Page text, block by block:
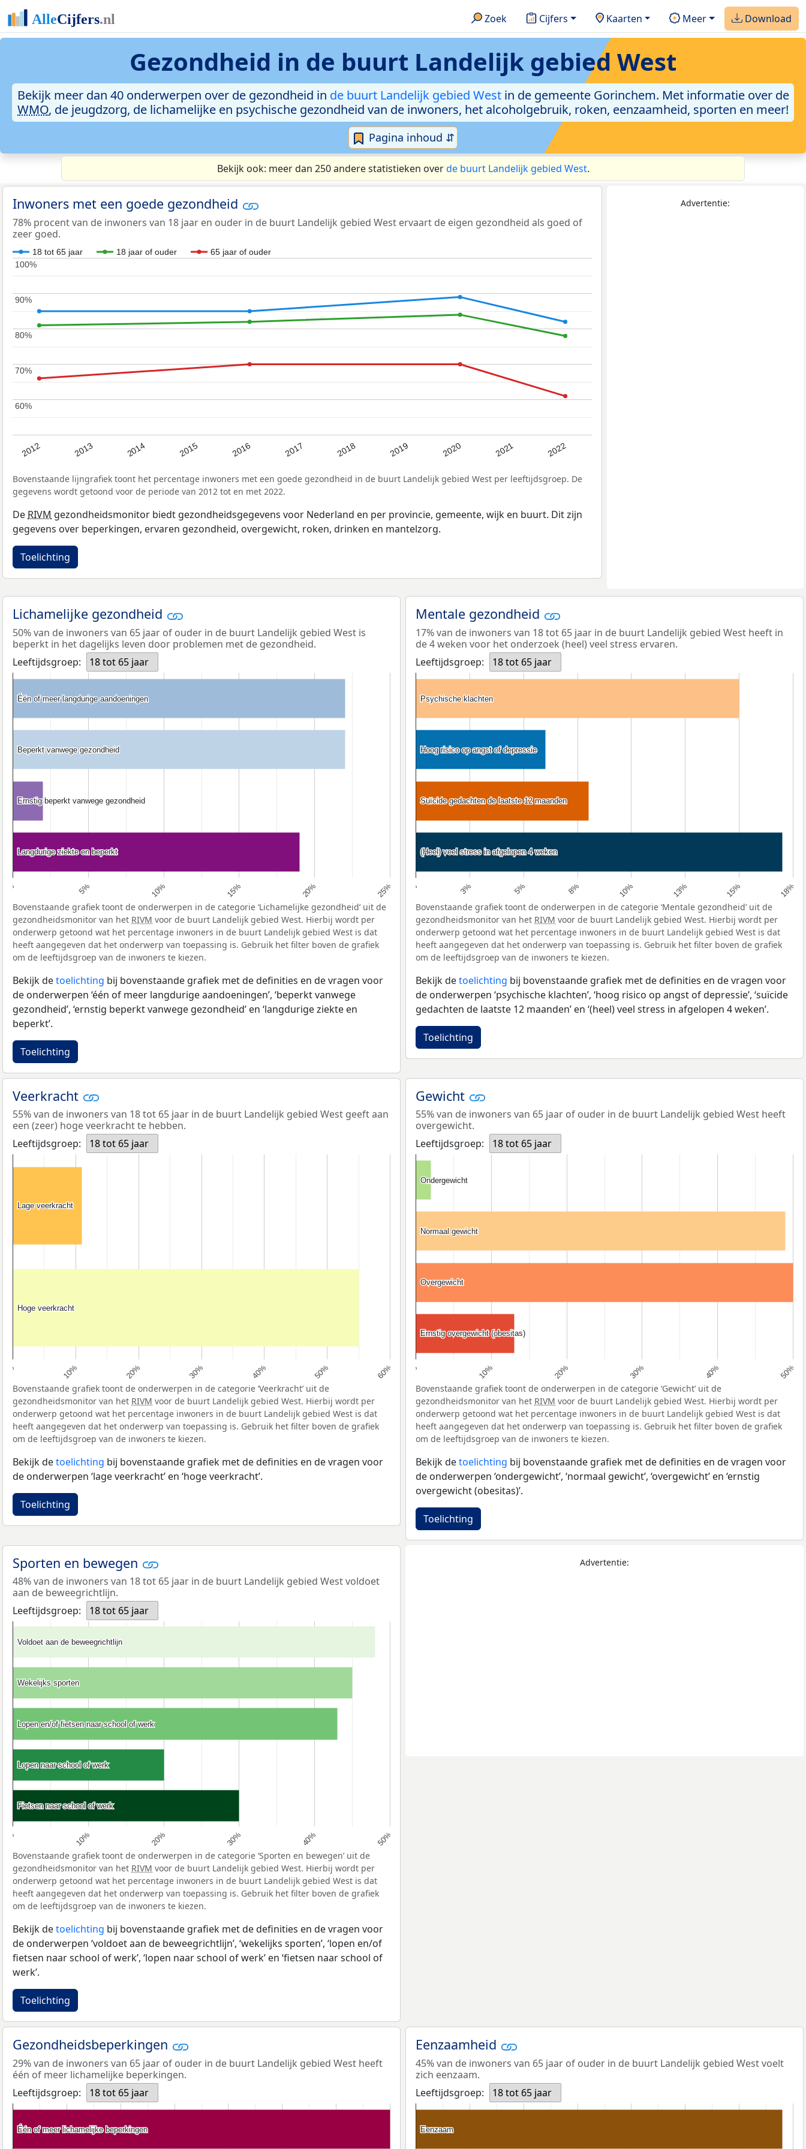
Zoek Cijfers Kaarten Meer Download
Gezondheid in de buurt Landelijk gebied West
Bekijk meer dan 40 onderwerpen over de gezondheid in de buurt Landelijk gebied Westin de gemeente Gorinchem. Met informatie over de
WMO, de jeugdzorg, de lichamelijke en psychische gezondheid van de inwoners, het alcoholgebruik, roken, eenzaamheid, sporten en meer!
Pagina inhoud ⇵
Bekijk ook: meer dan 250 andere statistieken overde buurt Landelijk gebied West.
Inwoners met een goede gezondheid
78% procent van de inwoners van 18 jaar en ouder in de buurt Landelijk gebied West ervaart de eigen gezondheid als goed of
zeer goed.
18 tot 65 jaar 18 jaar of ouder 65 jaar of ouder
2012 2013 2014 2015 2016 2017 2018 2019 2020 2021 2022
60%
60%
70%
70%
80%
80%
90%
90%
100%
100%
Bovenstaande lijngrafiek toont het percentage inwoners met een goede gezondheid in de buurt Landelijk gebied West per leeftijdsgroep. De
gegevens wordt getoond voor de periode van 2012 tot en met 2022.
De RIVM gezondheidsmonitor biedt gezondheidsgegevens voor Nederland en per provincie, gemeente, wijk en buurt. Dit zijn
gegevens over beperkingen, ervaren gezondheid, overgewicht, roken, drinken en mantelzorg.
Toelichting
Advertentie:
Lichamelijke gezondheid
50% van de inwoners van 65 jaar of ouder in de buurt Landelijk gebied West is
beperkt in het dagelijks leven door problemen met de gezondheid.
Leeftijdsgroep:
18 tot 65 jaar
0% 5% 10% 15% 20% 25%
Één of meer langdurige aandoeningen
Één of meer langdurige aandoeningen
Beperkt vanwege gezondheid
Beperkt vanwege gezondheid
Ernstig beperkt vanwege gezondheid
Ernstig beperkt vanwege gezondheid
Langdurige ziekte en beperkt
Langdurige ziekte en beperkt
Bovenstaande grafiek toont de onderwerpen in de categorie ‘Lichamelijke gezondheid’ uit de
gezondheidsmonitor van het RIVM voor de buurt Landelijk gebied West. Hierbij wordt per
onderwerp getoond wat het percentage inwoners in de buurt Landelijk gebied West is dat
heeft aangegeven dat het onderwerp van toepassing is. Gebruik het filter boven de grafiek
om de leeftijdsgroep van de inwoners te kiezen.
Bekijk detoelichting bij bovenstaande grafiek met de definities en de vragen voor
de onderwerpen ‘één of meer langdurige aandoeningen’, ‘beperkt vanwege
gezondheid’, ‘ernstig beperkt vanwege gezondheid’ en ‘langdurige ziekte en
beperkt’.
Toelichting
Mentale gezondheid
17% van de inwoners van 18 tot 65 jaar in de buurt Landelijk gebied West heeft in
de 4 weken voor het onderzoek (heel) veel stress ervaren.
Leeftijdsgroep:
18 tot 65 jaar
0% 3% 5% 8% 10% 13% 15% 18%
Psychische klachten
Psychische klachten
Hoog risico op angst of depressie
Hoog risico op angst of depressie
Suïcide gedachten de laatste 12 maanden
Suïcide gedachten de laatste 12 maanden
(Heel) veel stress in afgelopen 4 weken
(Heel) veel stress in afgelopen 4 weken
Bovenstaande grafiek toont de onderwerpen in de categorie ‘Mentale gezondheid’ uit de
gezondheidsmonitor van het RIVM voor de buurt Landelijk gebied West. Hierbij wordt per
onderwerp getoond wat het percentage inwoners in de buurt Landelijk gebied West is dat
heeft aangegeven dat het onderwerp van toepassing is. Gebruik het filter boven de grafiek
om de leeftijdsgroep van de inwoners te kiezen.
Bekijk detoelichting bij bovenstaande grafiek met de definities en de vragen voor
de onderwerpen ‘psychische klachten’, ‘hoog risico op angst of depressie’, ‘suïcide
gedachten de laatste 12 maanden’ en ‘(heel) veel stress in afgelopen 4 weken’.
Toelichting
Veerkracht
55% van de inwoners van 18 tot 65 jaar in de buurt Landelijk gebied West geeft aan
een (zeer) hoge veerkracht te hebben.
Leeftijdsgroep:
18 tot 65 jaar
0% 10% 20% 30% 40% 50% 60%
Lage veerkracht
Lage veerkracht
Hoge veerkracht
Hoge veerkracht
Bovenstaande grafiek toont de onderwerpen in de categorie ‘Veerkracht’ uit de
gezondheidsmonitor van het RIVM voor de buurt Landelijk gebied West. Hierbij wordt per
onderwerp getoond wat het percentage inwoners in de buurt Landelijk gebied West is dat
heeft aangegeven dat het onderwerp van toepassing is. Gebruik het filter boven de grafiek
om de leeftijdsgroep van de inwoners te kiezen.
Bekijk detoelichting bij bovenstaande grafiek met de definities en de vragen voor
de onderwerpen ‘lage veerkracht’ en ‘hoge veerkracht’.
Toelichting
Gewicht
55% van de inwoners van 65 jaar of ouder in de buurt Landelijk gebied West heeft
overgewicht.
Leeftijdsgroep:
18 tot 65 jaar
0% 10% 20% 30% 40% 50%
Ondergewicht
Ondergewicht
Normaal gewicht
Normaal gewicht
Overgewicht
Overgewicht
Ernstig overgewicht (obesitas)
Ernstig overgewicht (obesitas)
Bovenstaande grafiek toont de onderwerpen in de categorie ‘Gewicht’ uit de
gezondheidsmonitor van het RIVM voor de buurt Landelijk gebied West. Hierbij wordt per
onderwerp getoond wat het percentage inwoners in de buurt Landelijk gebied West is dat
heeft aangegeven dat het onderwerp van toepassing is. Gebruik het filter boven de grafiek
om de leeftijdsgroep van de inwoners te kiezen.
Bekijk detoelichting bij bovenstaande grafiek met de definities en de vragen voor
de onderwerpen ‘ondergewicht’, ‘normaal gewicht’, ‘overgewicht’ en ‘ernstig
overgewicht (obesitas)’.
Toelichting
Sporten en bewegen
48% van de inwoners van 18 tot 65 jaar in de buurt Landelijk gebied West voldoet
aan de beweegrichtlijn.
Leeftijdsgroep:
18 tot 65 jaar
0% 10% 20% 30% 40% 50%
Voldoet aan de beweegrichtlijn
Voldoet aan de beweegrichtlijn
Wekelijks sporten
Wekelijks sporten
Lopen en/of fietsen naar school of werk
Lopen en/of fietsen naar school of werk
Lopen naar school of werk
Lopen naar school of werk
Fietsen naar school of werk
Fietsen naar school of werk
Bovenstaande grafiek toont de onderwerpen in de categorie ‘Sporten en bewegen’ uit de
gezondheidsmonitor van het RIVM voor de buurt Landelijk gebied West. Hierbij wordt per
onderwerp getoond wat het percentage inwoners in de buurt Landelijk gebied West is dat
heeft aangegeven dat het onderwerp van toepassing is. Gebruik het filter boven de grafiek
om de leeftijdsgroep van de inwoners te kiezen.
Bekijk detoelichting bij bovenstaande grafiek met de definities en de vragen voor
de onderwerpen ‘voldoet aan de beweegrichtlijn’, ‘wekelijks sporten’, ‘lopen en/of
fietsen naar school of werk’, ‘lopen naar school of werk’ en ‘fietsen naar school of
werk’.
Toelichting
Advertentie:
Gezondheidsbeperkingen
29% van de inwoners van 65 jaar of ouder in de buurt Landelijk gebied West heeft
één of meer lichamelijke beperkingen.
Leeftijdsgroep:
18 tot 65 jaar
Één of meer lichamelijke beperkingen
Één of meer lichamelijke beperkingen
Eenzaamheid
45% van de inwoners van 65 jaar of ouder in de buurt Landelijk gebied West voelt
zich eenzaam.
Leeftijdsgroep:
18 tot 65 jaar
Eenzaam
Eenzaam